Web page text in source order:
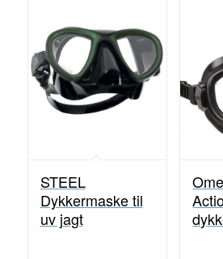
STEEL
Dykkermaske til
uv jagt